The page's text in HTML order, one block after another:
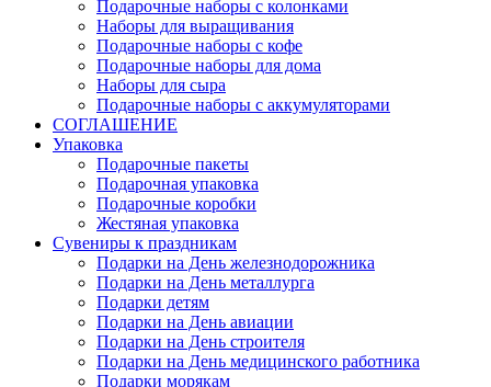
Подарочные наборы с колонками
Наборы для выращивания
Подарочные наборы с кофе
Подарочные наборы для дома
Наборы для сыра
Подарочные наборы с аккумуляторами
СОГЛАШЕНИЕ
Упаковка
Подарочные пакеты
Подарочная упаковка
Подарочные коробки
Жестяная упаковка
Сувениры к праздникам
Подарки на День железнодорожника
Подарки на День металлурга
Подарки детям
Подарки на День авиации
Подарки на День строителя
Подарки на День медицинского работника
Подарки морякам